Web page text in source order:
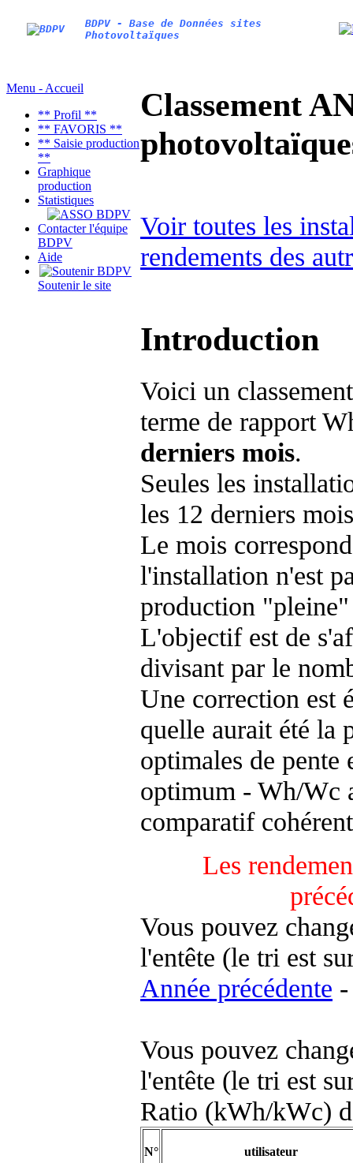
BDPV - Base de Données sites
Photovoltaïques
Menu - Accueil
** Profil **
** FAVORIS **
** Saisie production
**
Graphique
production
Statistiques
Contacter l'équipe
BDPV
Aide
Soutenir le site
Classement
Voir toutes les
rendements des
Introduction
Voici un
terme de rapport
derniers mois.
Seules les
les 12 derniers
Le mois
l'installation n'est
production "pleine"
L'objectif est de
divisant par le
Une correction est
quelle aurait été la
optimales de
optimum - Wh/Wc
comparatif
Les
Vous pouvez
l'entête (le tri est
Année précédente
Vous pouvez
l'entête (le tri est
Ratio (kWh/kWc)
N° utilisateur